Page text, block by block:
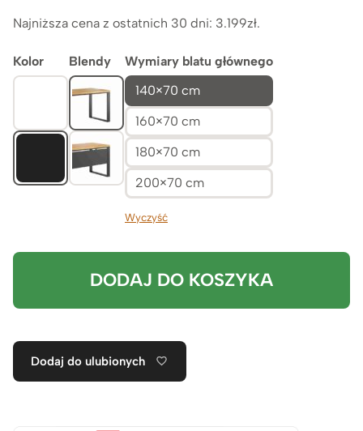
Najniższa cena z ostatnich 30 dni: 3.199zł.
Kolor Blendy
Wymiary blatu głównego
140×70 cm
160×70 cm
180×70 cm
200×70 cm
Wyczyść
DODAJ DO KOSZYKA
Dodaj do ulubionych